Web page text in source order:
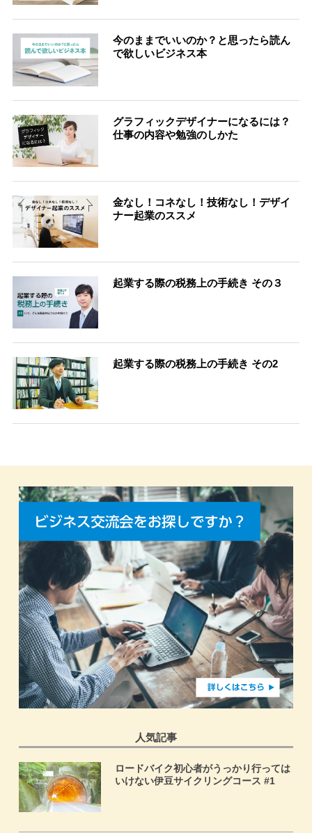
今のままでいいのか？と思ったら読ん
で欲しいビジネス本
グラフィックデザイナーになるには？
仕事の内容や勉強のしかた
金なし！コネなし！技術なし！デザイ
ナー起業のススメ
起業する際の税務上の手続き その３
起業する際の税務上の手続き その2
人気記事
ロードバイク初心者がうっかり行っては
いけない伊豆サイクリングコース #1